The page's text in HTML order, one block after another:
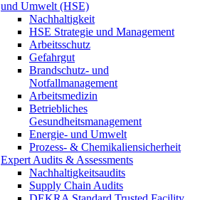
und Umwelt (HSE)
Nachhaltigkeit
HSE Strategie und Management
Arbeitsschutz
Gefahrgut
Brandschutz- und
Notfallmanagement
Arbeitsmedizin
Betriebliches
Gesundheitsmanagement
Energie- und Umwelt
Prozess- & Chemikaliensicherheit
Expert Audits & Assessments
Nachhaltigkeitsaudits
Supply Chain Audits